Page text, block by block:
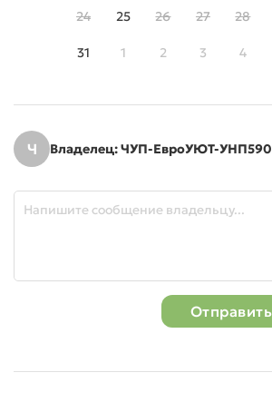
24 25 26 27 28
31 1 2 3 4
Ч Владелец: ЧУП-ЕвроУЮТ-